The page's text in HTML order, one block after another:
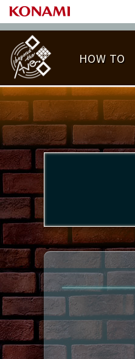
HOW TO
PLAY DATA TOP
称号